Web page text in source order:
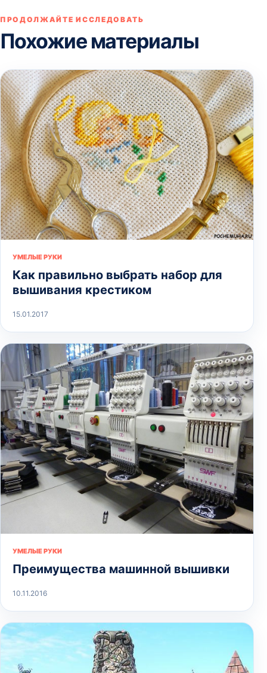
ПРОДОЛЖАЙТЕ ИССЛЕДОВАТЬ
Похожие материалы
УМЕЛЫЕ РУКИ
Как правильно выбрать набор для
вышивания крестиком
15.01.2017
УМЕЛЫЕ РУКИ
Преимущества машинной вышивки
10.11.2016